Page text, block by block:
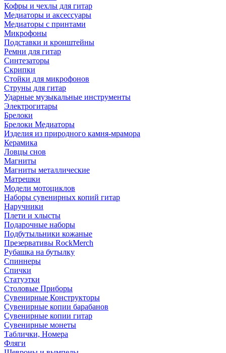
Кофры и чехлы для гитар
Медиаторы и аксессуары
Медиаторы с принтами
Микрофоны
Подставки и кронштейны
Ремни для гитар
Синтезаторы
Скрипки
Стойки для микрофонов
Струны для гитар
Ударные музыкальные инструменты
Электрогитары
Брелоки
Брелоки Медиаторы
Изделия из природного камня-мрамора
Керамика
Ловцы снов
Магниты
Магниты металлические
Матрешки
Модели мотоциклов
Наборы сувенирных копий гитар
Наручники
Плети и хлысты
Подарочные наборы
Подбутыльники кожаные
Презервативы RockMerch
Рубашка на бутылку
Спиннеры
Спички
Статуэтки
Столовые Приборы
Сувенирные Конструкторы
Сувенирные копии барабанов
Сувенирные копии гитар
Сувенирные монеты
Таблички, Номера
Фляги